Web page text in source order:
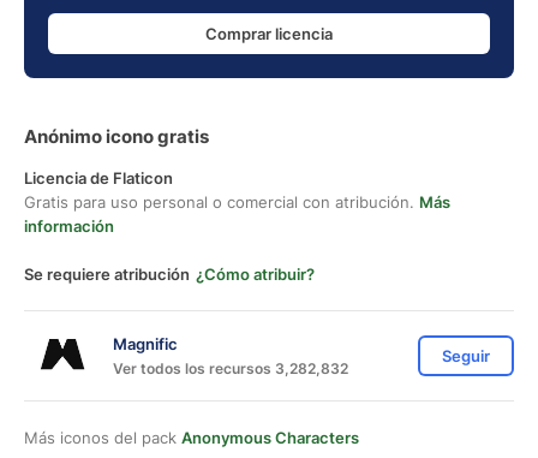
Comprar licencia
Anónimo icono gratis
Licencia de Flaticon
Gratis para uso personal o comercial con atribución. Más
información
Se requiere atribución ¿Cómo atribuir?
Magnific
Ver todos los recursos 3,282,832
Seguir
Más iconos del pack Anonymous Characters